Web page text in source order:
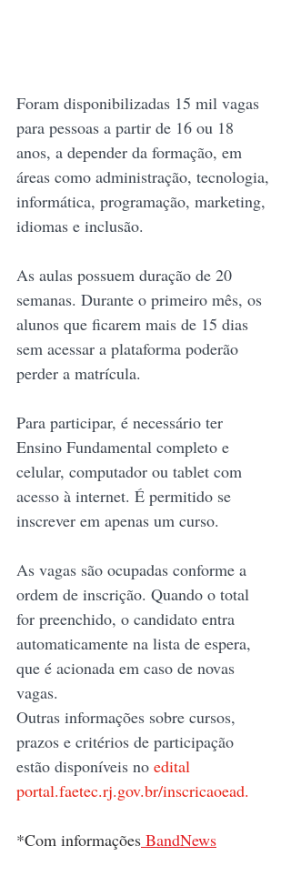
Foram disponibilizadas 15 mil vagas
para pessoas a partir de 16 ou 18
anos, a depender da formação, em
áreas como administração, tecnologia,
informática, programação, marketing,
idiomas e inclusão.
As aulas possuem duração de 20
semanas. Durante o primeiro mês, os
alunos que ficarem mais de 15 dias
sem acessar a plataforma poderão
perder a matrícula.
Para participar, é necessário ter
Ensino Fundamental completo e
celular, computador ou tablet com
acesso à internet. É permitido se
inscrever em apenas um curso.
As vagas são ocupadas conforme a
ordem de inscrição. Quando o total
for preenchido, o candidato entra
automaticamente na lista de espera,
que é acionada em caso de novas
vagas.
Outras informações sobre cursos,
prazos e critérios de participação
estão disponíveis no edital
portal.faetec.rj.gov.br/inscricaoead.
*Com informações BandNews